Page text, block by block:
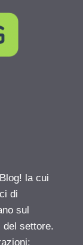
la cui
di
sul
del settore.